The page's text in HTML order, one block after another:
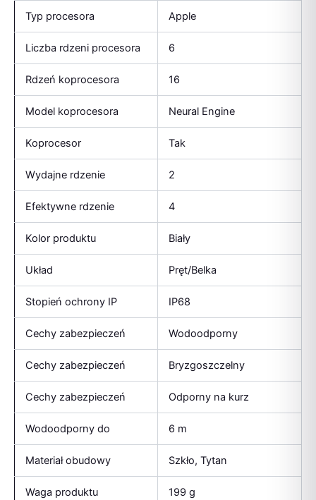
Typ procesora Apple
Liczba rdzeni procesora 6
Rdzeń koprocesora 16
Model koprocesora Neural Engine
Koprocesor Tak
Wydajne rdzenie 2
Efektywne rdzenie 4
Kolor produktu Biały
Układ Pręt/Belka
Stopień ochrony IP IP68
Cechy zabezpieczeń Wodoodporny
Cechy zabezpieczeń Bryzgoszczelny
Cechy zabezpieczeń Odporny na kurz
Wodoodporny do 6 m
Materiał obudowy Szkło, Tytan
Waga produktu 199 g